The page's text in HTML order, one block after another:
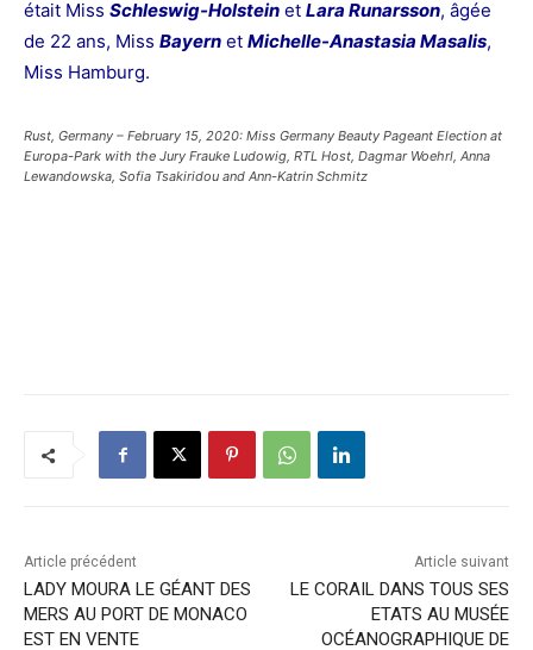
était Miss Schleswig-Holstein et Lara Runarsson, âgée
de 22 ans, Miss Bayern et Michelle-Anastasia Masalis,
Miss Hamburg.
Rust, Germany – February 15, 2020: Miss Germany Beauty Pageant Election at
Europa-Park with the Jury Frauke Ludowig, RTL Host, Dagmar Woehrl, Anna
Lewandowska, Sofia Tsakiridou and Ann-Katrin Schmitz
Article précédent
LADY MOURA LE GÉANT DES
MERS AU PORT DE MONACO
EST EN VENTE
Article suivant
LE CORAIL DANS TOUS SES
ETATS AU MUSÉE
OCÉANOGRAPHIQUE DE